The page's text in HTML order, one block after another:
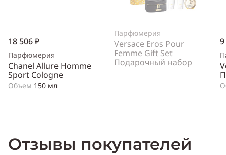
18 506 ₽
Парфюмерия
Chanel Allure Homme
Sport Cologne
Объем 150 мл
Парфюмерия
Versace Eros Pour
Femme Gift Set
Подарочный набор
Отзывы покупателей